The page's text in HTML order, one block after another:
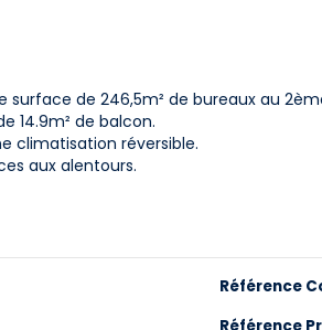
de 246,5m² de bureaux au
14.9m² de balcon.
climatisation réversible.
aux alentours.
Référence